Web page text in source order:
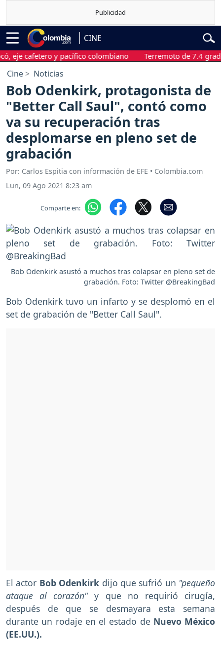
CINE
cafetero y pacífico colombiano Terremoto de 7.4 grados
Cine Noticias
Bob Odenkirk, protagonista de
"Better Call Saul", contó como
va su recuperación tras
desplomarse en pleno set de
grabación
Por: Carlos Espitia con información de EFE • Colombia.com
Lun, 09 Ago 2021 8:23 am
Comparte en:
Bob Odenkirk asustó a muchos tras colapsar en pleno set de
grabación. Foto: Twitter @BreakingBad
Bob Odenkirk tuvo un infarto y se desplomó en el
set de grabación de "Better Call Saul".
El actor Bob Odenkirk dijo que sufrió un "pequeño
ataque al corazón"y que no requirió cirugía,
después de que se desmayara esta semana
durante un rodaje en el estado de Nuevo México
(EE.UU.).